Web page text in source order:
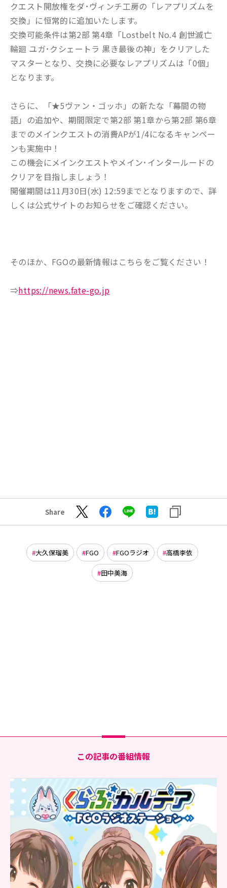
クエスト開放権をダ･ヴィンチ工房の「レアプリズムを
交換」に恒常的に追加いたします。
交換可能条件は第2部 第4章「Lostbelt No.4 創世滅亡
輪廻 ユガ･クシェートラ 黒き最後の神」をクリアした
マスターとなり、交換に必要なレアプリズムは「0個」
となります。
さらに、「★5ヴァン・ゴッホ」の新たな「幕間の物
語」の追加や、期間限定で第2部 第1章から第2部 第6章
までのメインクエストの消費APが1/4になるキャンペー
ンも実施中！
この機会にメインクエストやメイン･インタールードの
クリアを目指しましょう！
開催期間は11月30日(水) 12:59までとなりますので、詳
しくは公式サイトのお知らせをご確認ください。
そのほか、FGOの最新情報はこちらをご覧ください！
⇒https://news.fate-go.jp
Share
大久保瑠美 FGO FGOラジオ 高橋李依
田中美海
この記事の番組情報